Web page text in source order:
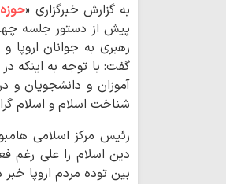
به گزارش خبرگزاری «حوزه
پیش از دستور جلسه
رهبری به جوانان اروپا
گفت: با توجه به اینکه
آموزان و دانشجویان و
شناخت اسلام و اسلام
رئیس مرکز اسلامی
دین اسلام را علی رغم
بین توده مردم اروپا خبر